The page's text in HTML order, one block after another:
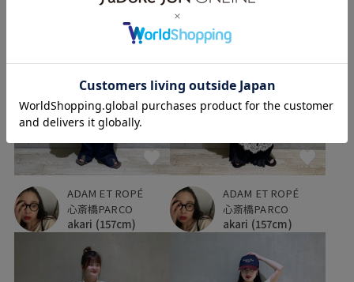
ADAM ET ROPÉ
心斎橋PARCO
akari (157cm)
ADAM ET ROPÉ
心斎橋PARCO
akari (157cm)